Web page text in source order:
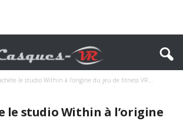
le studio Within à l’origine du jeu de fitness VR...
le studio Within à l’origine